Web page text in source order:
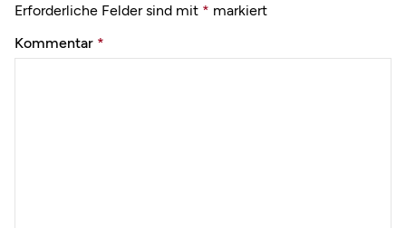
Erforderliche Felder sind mit * markiert
Kommentar *